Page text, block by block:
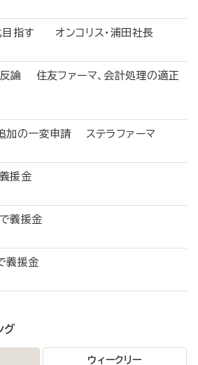
指す オンコリス・浦田社長
論 住友ファーマ、会計処理の適正
加の一変申請 ステラファーマ
義援金
で義援金
で義援金
グ
ウィークリー